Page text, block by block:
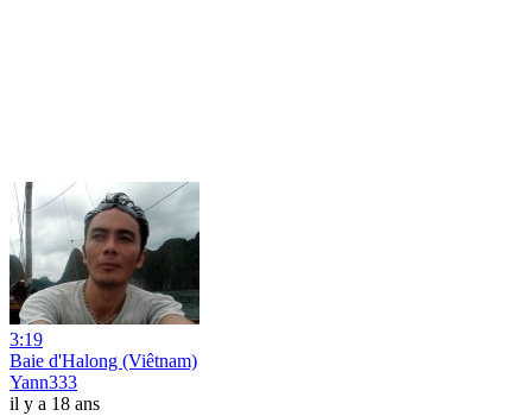
3:19
Baie d'Halong (Viêtnam)
Yann333
il y a 18 ans